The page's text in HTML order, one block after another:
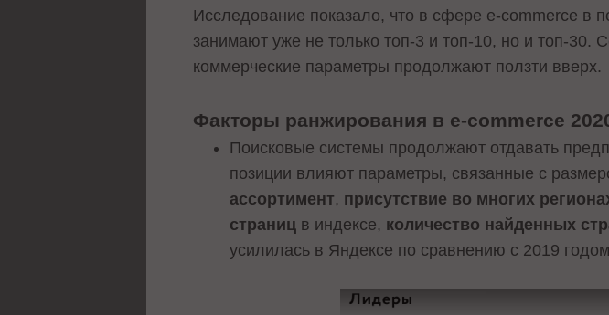
Исследование показало, что в сфере e-commerce в
занимают уже не только топ-3 и топ-10, но и топ-
коммерческие параметры продолжают ползти вверх.
Факторы ранжирования в e-commerce
Поисковые системы продолжают отдавать
позиции влияют параметры, связанные с
ассортимент, присутствие во многих
страниц в индексе, количество найденных
усилилась в Яндексе по сравнению с 2019